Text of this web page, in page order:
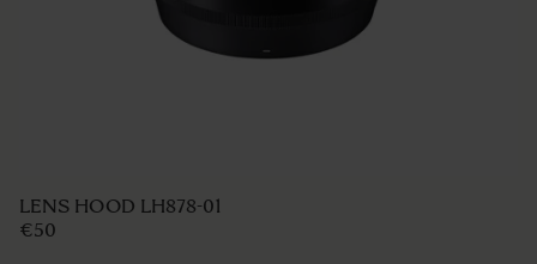
LENS HOOD LH878-01
€50